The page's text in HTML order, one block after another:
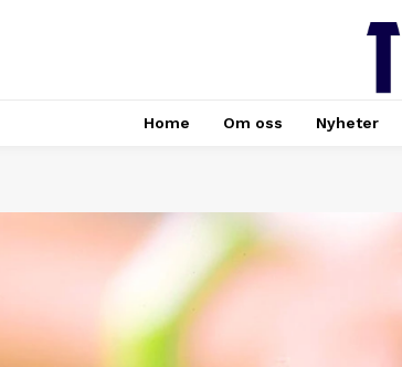
Home Om oss Nyheter